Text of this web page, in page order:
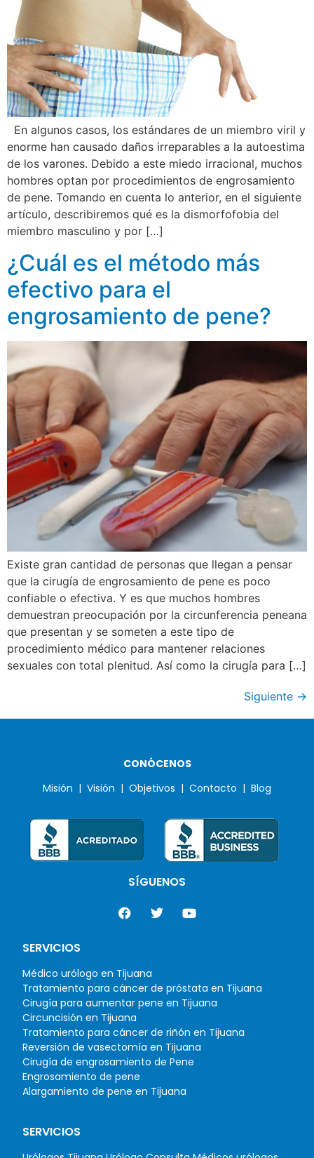
En algunos casos, los estándares de un miembro viril y
enorme han causado daños irreparables a la autoestima
de los varones. Debido a este miedo irracional, muchos
hombres optan por procedimientos de engrosamiento
de pene. Tomando en cuenta lo anterior, en el siguiente
artículo, describiremos qué es la dismorfofobia del
miembro masculino y por […]
¿Cuál es el método más
efectivo para el
engrosamiento de pene?
Existe gran cantidad de personas que llegan a pensar
que la cirugía de engrosamiento de pene es poco
confiable o efectiva. Y es que muchos hombres
demuestran preocupación por la circunferencia peneana
que presentan y se someten a este tipo de
procedimiento médico para mantener relaciones
sexuales con total plenitud. Así como la cirugía para […]
Siguiente →
CONÓCENOS
Misión | Visión | Objetivos | Contacto | Blog
SÍGUENOS
SERVICIOS
Médico urólogo en Tijuana
Tratamiento para cáncer de próstata en Tijuana
Cirugía para aumentar pene en Tijuana
Circuncisión en Tijuana
Tratamiento para cáncer de riñón en Tijuana
Reversión de vasectomía en Tijuana
Cirugía de engrosamiento de Pene
Engrosamiento de pene
Alargamiento de pene en Tijuana
SERVICIOS